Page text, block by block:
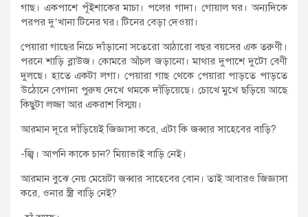
গাছ। একপাশে পূঁইশাকের মাচা। পলের গাদা। গোয়াল ঘর। অন্যদিকে
পরপর দু’খানা টিনের ঘর। টিনের বেড়া দেওয়া।
পেয়ারা গাছের নিচে দাঁড়ানো সতেরো আঠারো বছর বয়সের এক তরুণী।
পরনে শাড়ি ব্লাউজ। কোমরে আঁচল জড়ানো। মাথার দুপাশে দুটো বেণী
দুলছে। হাতে একটা লগা। পেয়ারা গাছ থেকে পেয়ারা পাড়তে পাড়তে
উঠোনে বেগানা পুরুষ দেখে থমকে দাঁড়িয়েছে। চোখে মুখে ছড়িয়ে আছে
কিছুটা লজ্জা আর একরাশ বিস্ময়।
আরমান দূরে দাঁড়িয়েই জিজ্ঞাসা করে, এটা কি জব্বার সাহেবের বাড়ি?
-জ্বি। আপনি কাকে চান? মিয়াভাই বাড়ি নেই।
আরমান বুঝে নেয় মেয়েটা জব্বার সাহেবের বোন। তাই আবারও জিজ্ঞাসা
করে, ওনার স্ত্রী বাড়ি নেই?